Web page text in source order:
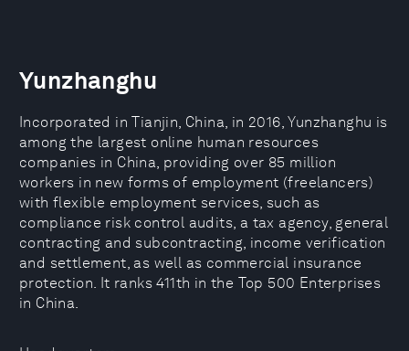
Yunzhanghu
Incorporated in Tianjin, China, in 2016, Yunzhanghu is
among the largest online human resources
companies in China, providing over 85 million
workers in new forms of employment (freelancers)
with flexible employment services, such as
compliance risk control audits, a tax agency, general
contracting and subcontracting, income verification
and settlement, as well as commercial insurance
protection. It ranks 411th in the Top 500 Enterprises
in China.